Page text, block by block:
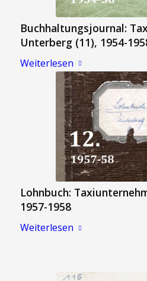
Buchhaltungsjournal:
Unterberg (11), 1954-
Weiterlesen
Lohnbuch:
1957-1958
Weiterlesen